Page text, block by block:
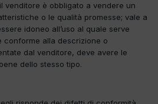
venditore è obbligato a vendere un
o le qualità promesse; vale a
idoneo all’uso al quale serve
conforme alla descrizione o
dal venditore, deve avere le
dello stesso tipo.